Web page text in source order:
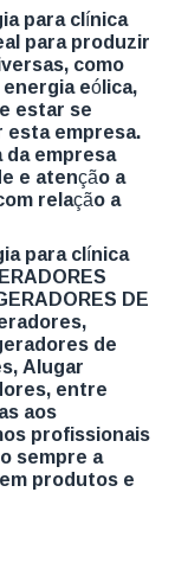
para clínica
para produzir
como
eólica,
estar se
empresa.
empresa
e atenção a
relação a
para clínica
DE
de
Alugar
entre
aos
profissionais
sempre a
produtos e